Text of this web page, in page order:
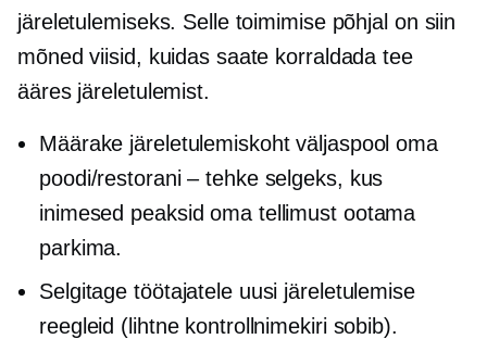
järeletulemiseks. Selle toimimise põhjal on siin
mõned viisid, kuidas saate korraldada tee
ääres järeletulemist.
Määrake järeletulemiskoht väljaspool oma
poodi/restorani – tehke selgeks, kus
inimesed peaksid oma tellimust ootama
parkima.
Selgitage töötajatele uusi järeletulemise
reegleid (lihtne kontrollnimekiri sobib).